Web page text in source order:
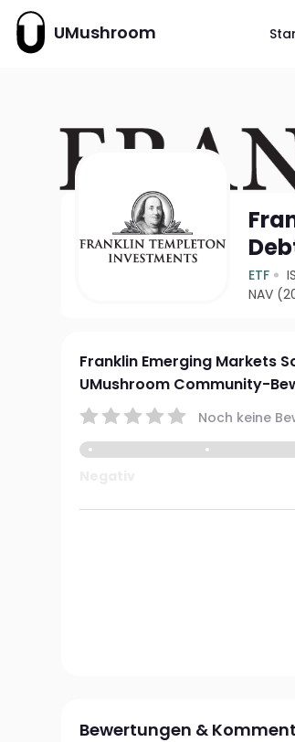
UMushroom
ETF
NAV
Franklin Emerging Markets
UMushroom Community-
Noch keine
Bewertungen &